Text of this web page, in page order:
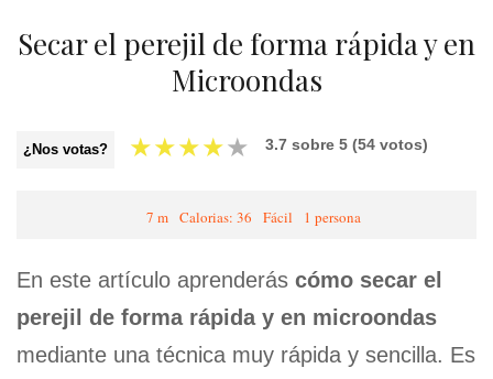
Secar el perejil de forma rápida y en
Microondas
¿Nos votas? ★★★★★ 3.7 sobre 5 (54 votos)
7 m Calorias: 36 Fácil 1 persona
En este artículo aprenderás cómo secar el
perejil de forma rápida y en microondas
mediante una técnica muy rápida y sencilla. Es